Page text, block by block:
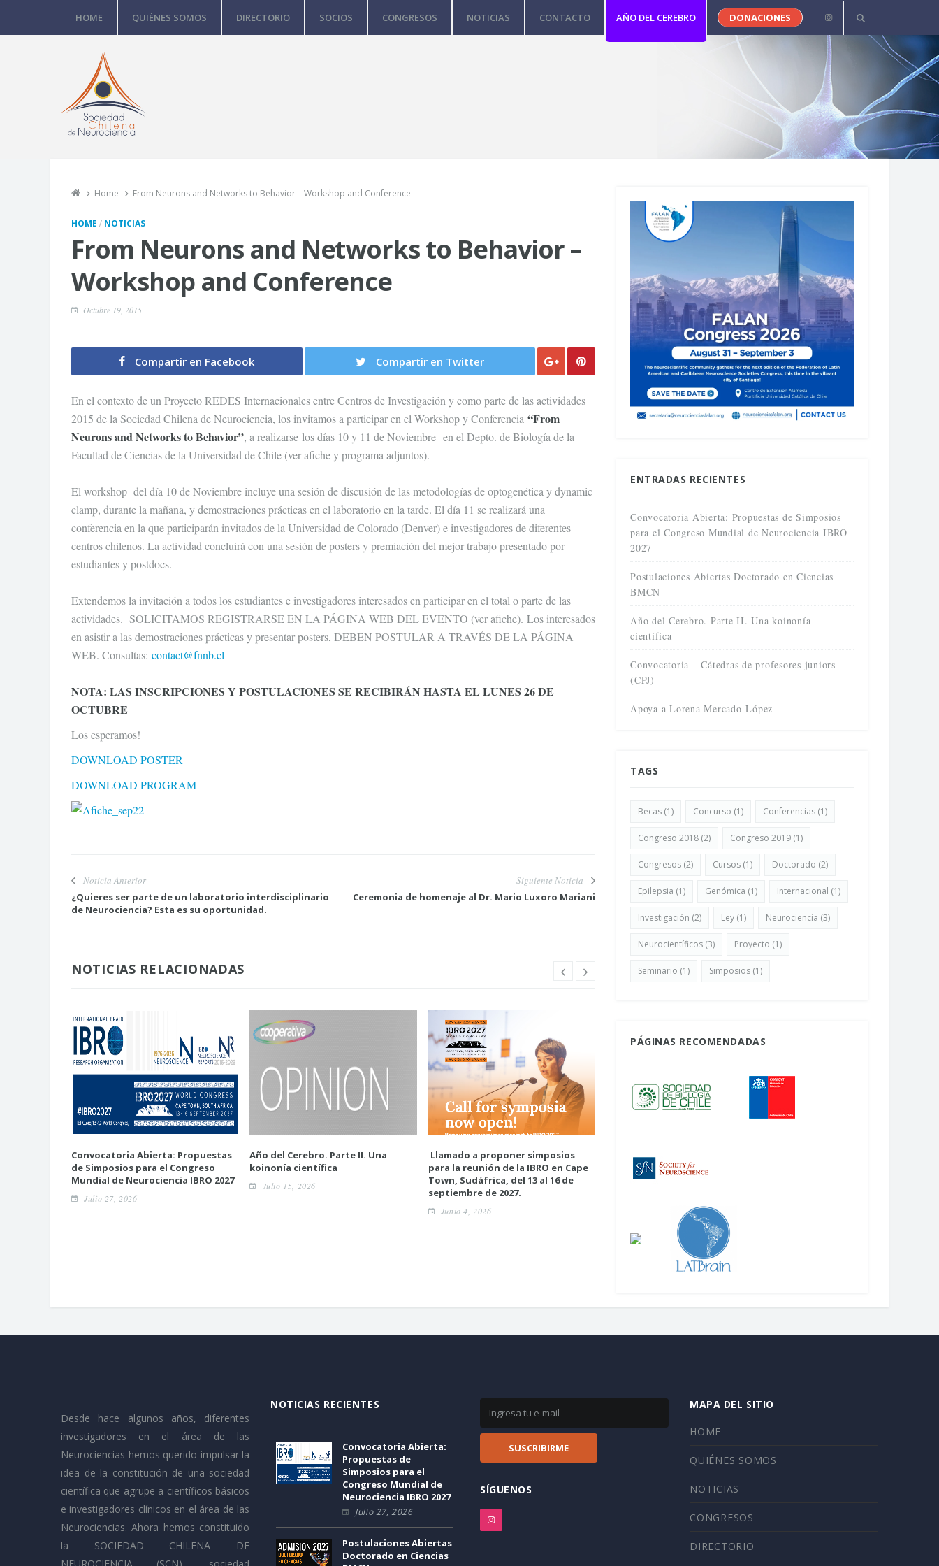
HOME QUIÉNES SOMOS DIRECTORIO SOCIOS CONGRESOS NOTICIAS CONTACTO AÑO DEL CEREBRO DONACIONES
Home From Neurons and Networks to Behavior – Workshop and Conference
HOME / NOTICIAS
From Neurons and Networks to Behavior –
Workshop and Conference
Octubre 19, 2015
Compartir en Facebook Compartir en Twitter
En el contexto de un Proyecto REDES Internacionales entre Centros de Investigación y como parte de las actividades
2015 de la Sociedad Chilena de Neurociencia, los invitamos a participar en el Workshop y Conferencia “From
Neurons and Networks to Behavior”, a realizarse los días 10 y 11 de Noviembre en el Depto. de Biología de la
Facultad de Ciencias de la Universidad de Chile (ver afiche y programa adjuntos).
El workshop del día 10 de Noviembre incluye una sesión de discusión de las metodologías de optogenética y dynamic
clamp, durante la mañana, y demostraciones prácticas en el laboratorio en la tarde. El día 11 se realizará una
conferencia en la que participarán invitados de la Universidad de Colorado (Denver) e investigadores de diferentes
centros chilenos. La actividad concluirá con una sesión de posters y premiación del mejor trabajo presentado por
estudiantes y postdocs.
Extendemos la invitación a todos los estudiantes e investigadores interesados en participar en el total o parte de las
actividades. SOLICITAMOS REGISTRARSE EN LA PÁGINA WEB DEL EVENTO (ver afiche). Los interesados
en asistir a las demostraciones prácticas y presentar posters, DEBEN POSTULAR A TRAVÉS DE LA PÁGINA
WEB. Consultas: contact@fnnb.cl
NOTA: LAS INSCRIPCIONES Y POSTULACIONES SE RECIBIRÁN HASTA EL LUNES 26 DE
OCTUBRE
Los esperamos!
DOWNLOAD POSTER
DOWNLOAD PROGRAM
Noticia Anterior
¿Quieres ser parte de un laboratorio interdisciplinario
de Neurociencia? Esta es su oportunidad.
Siguiente Noticia
Ceremonia de homenaje al Dr. Mario Luxoro Mariani
NOTICIAS RELACIONADAS
Convocatoria Abierta: Propuestas
de Simposios para el Congreso
Mundial de Neurociencia IBRO 2027
Julio 27, 2026
Año del Cerebro. Parte II. Una
koinonía científica
Julio 15, 2026
Llamado a proponer simposios
para la reunión de la IBRO en Cape
Town, Sudáfrica, del 13 al 16 de
septiembre de 2027.
Junio 4, 2026
Encuesta mapeo del campo
neurocientífico en Chile
ENTRADAS RECIENTES
Convocatoria Abierta: Propuestas de Simposios
para el Congreso Mundial de Neurociencia IBRO
2027
Postulaciones Abiertas Doctorado en Ciencias
BMCN
Año del Cerebro. Parte II. Una koinonía
científica
Convocatoria – Cátedras de profesores juniors
(CPJ)
Apoya a Lorena Mercado-López
TAGS
Becas (1) Concurso (1) Conferencias (1)
Congreso 2018 (2) Congreso 2019 (1)
Congresos (2) Cursos (1) Doctorado (2)
Epilepsia (1) Genómica (1) Internacional (1)
Investigación (2) Ley (1) Neurociencia (3)
Neurocientíficos (3) Proyecto (1)
Seminario (1) Simposios (1)
PÁGINAS RECOMENDADAS
Desde hace algunos años, diferentes
investigadores en el área de las
Neurociencias hemos querido impulsar la
idea de la constitución de una sociedad
científica que agrupe a científicos básicos
e investigadores clínicos en el área de las
Neurociencias. Ahora hemos constituido
la SOCIEDAD CHILENA DE
NOTICIAS RECIENTES
Convocatoria Abierta:
Propuestas de
Simposios para el
Congreso Mundial de
Neurociencia IBRO 2027
Julio 27, 2026
Postulaciones Abiertas
Doctorado en Ciencias
SÍGUENOS
MAPA DEL SITIO
HOME
QUIÉNES SOMOS
NOTICIAS
CONGRESOS
DIRECTORIO